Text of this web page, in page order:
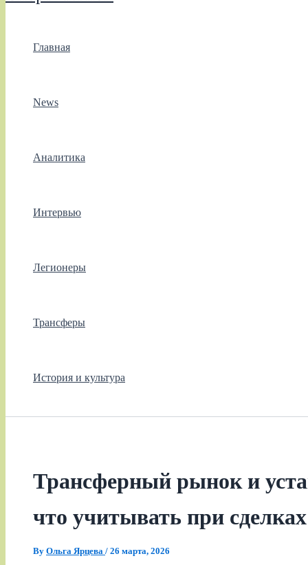
Главная
News
Аналитика
Интервью
Легионеры
Трансферы
История и культура
Трансферный рынок и
что учитывать при
By Ольга Ярцева / 26 марта, 2026